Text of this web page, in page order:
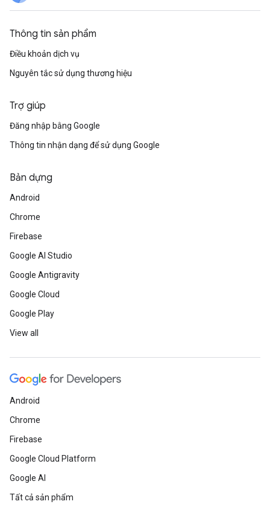
Thông tin sản phẩm
Điều khoản dịch vụ
Nguyên tắc sử dụng thương hiệu
Trợ giúp
Đăng nhập bằng Google
Thông tin nhận dạng để sử dụng Google
Bản dựng
Android
Chrome
Firebase
Google AI Studio
Google Antigravity
Google Cloud
Google Play
View all
Android
Chrome
Firebase
Google Cloud Platform
Google AI
Tất cả sản phẩm